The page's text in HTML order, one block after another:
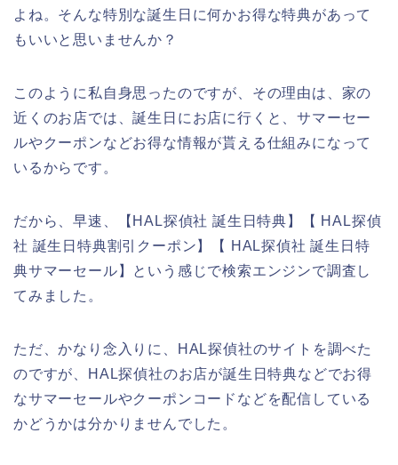
よね。そんな特別な誕生日に何かお得な特典があって
もいいと思いませんか？
このように私自身思ったのですが、その理由は、家の
近くのお店では、誕生日にお店に行くと、サマーセー
ルやクーポンなどお得な情報が貰える仕組みになって
いるからです。
だから、早速、【HAL探偵社 誕生日特典】【 HAL探偵
社 誕生日特典割引クーポン】【 HAL探偵社 誕生日特
典サマーセール】という感じで検索エンジンで調査し
てみました。
ただ、かなり念入りに、HAL探偵社のサイトを調べた
のですが、HAL探偵社のお店が誕生日特典などでお得
なサマーセールやクーポンコードなどを配信している
かどうかは分かりませんでした。